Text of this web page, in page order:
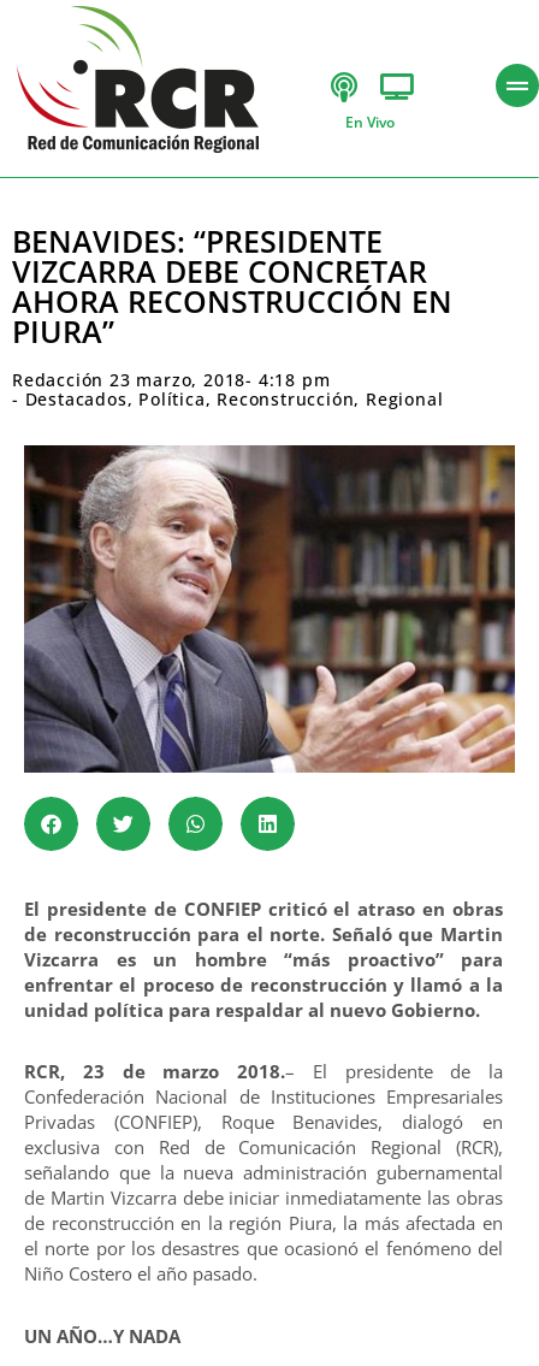
En Vivo
BENAVIDES: “PRESIDENTE
VIZCARRA DEBE CONCRETAR
AHORA RECONSTRUCCIÓN EN
PIURA”
Redacción 23 marzo, 2018- 4:18 pm
- Destacados, Política, Reconstrucción, Regional
El presidente de CONFIEP criticó el atraso en obras
de reconstrucción para el norte. Señaló que Martin
Vizcarra es un hombre “más proactivo” para
enfrentar el proceso de reconstrucción y llamó a la
unidad política para respaldar al nuevo Gobierno.
RCR, 23 de marzo 2018.– El presidente de la
Confederación Nacional de Instituciones Empresariales
Privadas (CONFIEP), Roque Benavides, dialogó en
exclusiva con Red de Comunicación Regional (RCR),
señalando que la nueva administración gubernamental
de Martin Vizcarra debe iniciar inmediatamente las obras
de reconstrucción en la región Piura, la más afectada en
el norte por los desastres que ocasionó el fenómeno del
Niño Costero el año pasado.
UN AÑO…Y NADA